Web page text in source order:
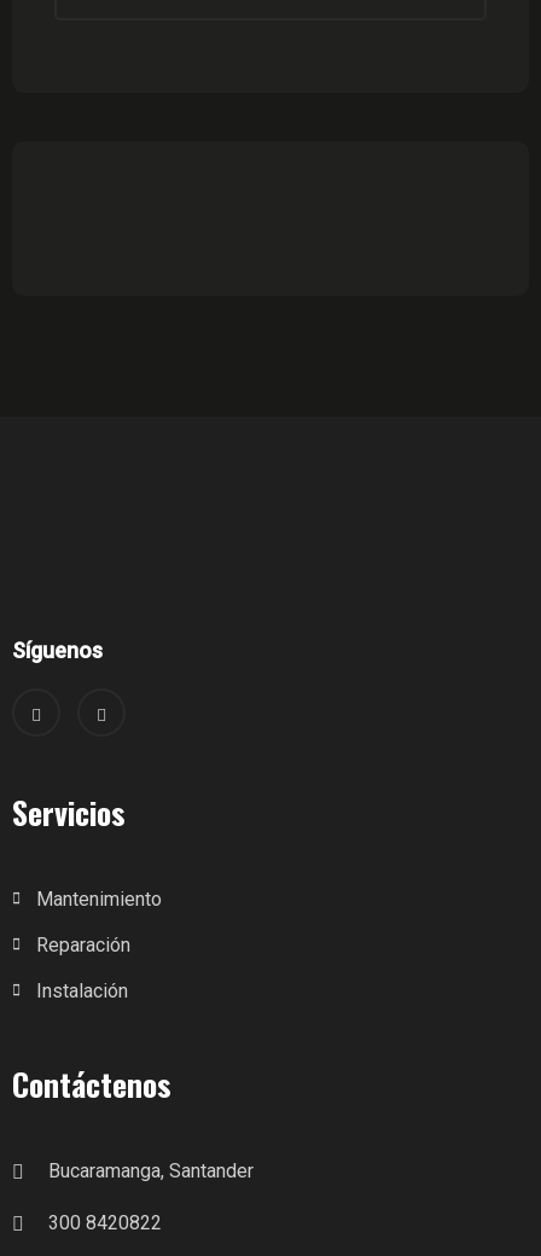
Síguenos
Servicios
Mantenimiento
Reparación
Instalación
Contáctenos
Bucaramanga, Santander
300 8420822